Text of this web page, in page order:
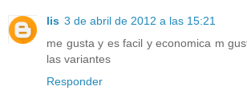
lis 3 de abril de 2012 a las 15:21
me gusta y es facil y economica m
las variantes
Responder